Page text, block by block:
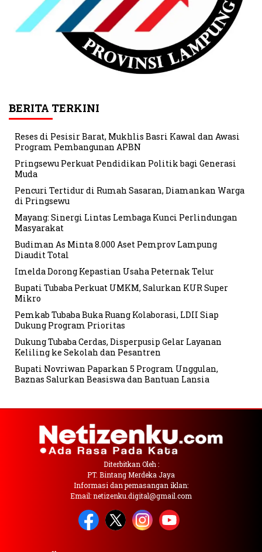
BERITA TERKINI
Reses di Pesisir Barat, Mukhlis Basri Kawal dan Awasi
Program Pembangunan APBN
Pringsewu Perkuat Pendidikan Politik bagi Generasi
Muda
Pencuri Tertidur di Rumah Sasaran, Diamankan Warga
di Pringsewu
Mayang: Sinergi Lintas Lembaga Kunci Perlindungan
Masyarakat
Budiman As Minta 8.000 Aset Pemprov Lampung
Diaudit Total
Imelda Dorong Kepastian Usaha Peternak Telur
Bupati Tubaba Perkuat UMKM, Salurkan KUR Super
Mikro
Pemkab Tubaba Buka Ruang Kolaborasi, LDII Siap
Dukung Program Prioritas
Dukung Tubaba Cerdas, Disperpusip Gelar Layanan
Keliling ke Sekolah dan Pesantren
Bupati Novriwan Paparkan 5 Program Unggulan,
Baznas Salurkan Beasiswa dan Bantuan Lansia
Diterbitkan Oleh :
PT. Bintang Merdeka Jaya
Informasi dan pemasangan iklan:
Email: netizenku.digital@gmail.com